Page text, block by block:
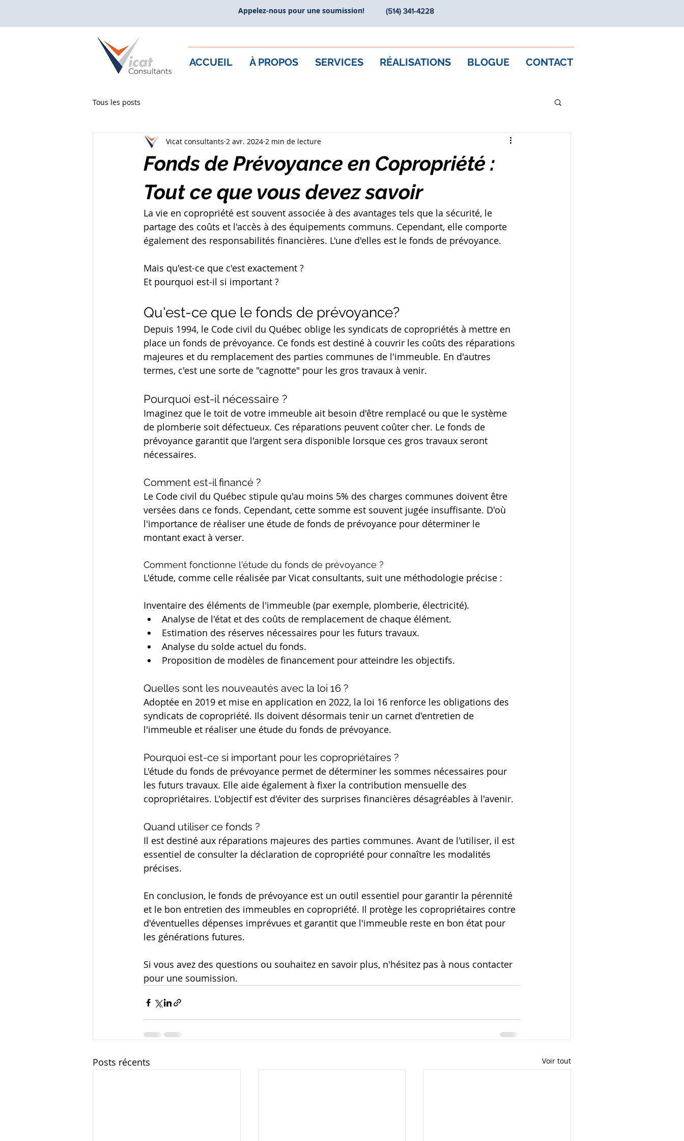
Appelez-nous pour une soumission! (514) 341-4228
ACCUEIL À PROPOS SERVICES RÉALISATIONS BLOGUE CONTACT
Tous les posts
Fonds de Prévoyance en Copropriété :
Tout ce que vous devez savoir
Vicat consultants 2 avr. 2024 2 min de lecture
La vie en copropriété est souvent associée à des avantages tels que la sécurité, le
partage des coûts et l'accès à des équipements communs. Cependant, elle comporte
également des responsabilités financières. L'une d'elles est le fonds de prévoyance.
Mais qu'est-ce que c'est exactement ?
Et pourquoi est-il si important ?
Qu'est-ce que le fonds de prévoyance?
Depuis 1994, le Code civil du Québec oblige les syndicats de copropriétés à mettre en
place un fonds de prévoyance. Ce fonds est destiné à couvrir les coûts des réparations
majeures et du remplacement des parties communes de l'immeuble. En d'autres
termes, c'est une sorte de "cagnotte" pour les gros travaux à venir.
Pourquoi est-il nécessaire ?
Imaginez que le toit de votre immeuble ait besoin d'être remplacé ou que le système
de plomberie soit défectueux. Ces réparations peuvent coûter cher. Le fonds de
prévoyance garantit que l'argent sera disponible lorsque ces gros travaux seront
nécessaires.
Comment est-il financé ?
Le Code civil du Québec stipule qu'au moins 5% des charges communes doivent être
versées dans ce fonds. Cependant, cette somme est souvent jugée insuffisante. D'où
l'importance de réaliser une étude de fonds de prévoyance pour déterminer le
montant exact à verser.
Comment fonctionne l'étude du fonds de prévoyance ?
L'étude, comme celle réalisée par Vicat consultants, suit une méthodologie précise :
Inventaire des éléments de l'immeuble (par exemple, plomberie, électricité).
Analyse de l'état et des coûts de remplacement de chaque élément.
Estimation des réserves nécessaires pour les futurs travaux.
Analyse du solde actuel du fonds.
Proposition de modèles de financement pour atteindre les objectifs.
Quelles sont les nouveautés avec la loi 16 ?
Adoptée en 2019 et mise en application en 2022, la loi 16 renforce les obligations des
syndicats de copropriété. Ils doivent désormais tenir un carnet d'entretien de
l'immeuble et réaliser une étude du fonds de prévoyance.
Pourquoi est-ce si important pour les copropriétaires ?
L'étude du fonds de prévoyance permet de déterminer les sommes nécessaires pour
les futurs travaux. Elle aide également à fixer la contribution mensuelle des
copropriétaires. L'objectif est d'éviter des surprises financières désagréables à l'avenir.
Quand utiliser ce fonds ?
Il est destiné aux réparations majeures des parties communes. Avant de l'utiliser, il est
essentiel de consulter la déclaration de copropriété pour connaître les modalités
précises.
En conclusion, le fonds de prévoyance est un outil essentiel pour garantir la pérennité
et le bon entretien des immeubles en copropriété. Il protège les copropriétaires contre
d'éventuelles dépenses imprévues et garantit que l'immeuble reste en bon état pour
les générations futures.
Si vous avez des questions ou souhaitez en savoir plus, n'hésitez pas à nous contacter
pour une soumission.
Posts récents Voir tout